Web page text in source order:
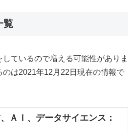
覧
ているので増える可能性がありま
は2021年12月22日現在の情報で
ＡＩ、データサイエンス：